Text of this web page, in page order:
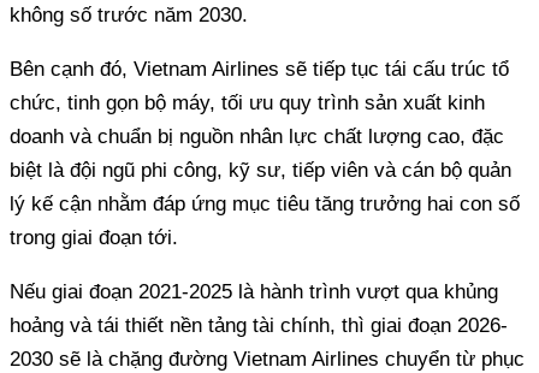
không số trước năm 2030.
Bên cạnh đó, Vietnam Airlines sẽ tiếp tục tái cấu trúc tổ
chức, tinh gọn bộ máy, tối ưu quy trình sản xuất kinh
doanh và chuẩn bị nguồn nhân lực chất lượng cao, đặc
biệt là đội ngũ phi công, kỹ sư, tiếp viên và cán bộ quản
lý kế cận nhằm đáp ứng mục tiêu tăng trưởng hai con số
trong giai đoạn tới.
Nếu giai đoạn 2021-2025 là hành trình vượt qua khủng
hoảng và tái thiết nền tảng tài chính, thì giai đoạn 2026-
2030 sẽ là chặng đường Vietnam Airlines chuyển từ phục